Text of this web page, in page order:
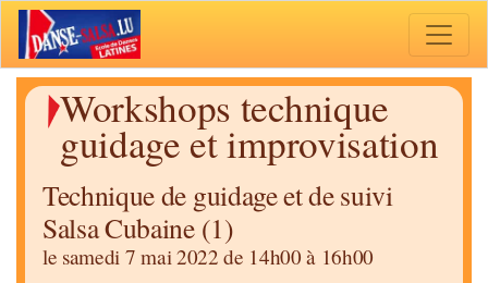
Workshops technique
guidage et improvisation
Technique de guidage et de suivi
Salsa Cubaine (1)
le samedi 7 mai 2022 de 14h00 à 16h00